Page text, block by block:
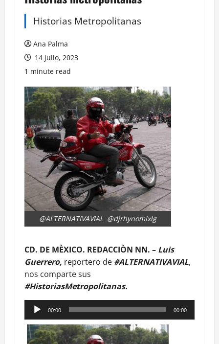
Historias Metropolitanas
Ana Palma
14 julio, 2023
1 minute read
@ALTERNATIVAVIAL @djrhynomixlg
CD. DE MÈXICO. REDACCIÒN NN. – Luis
Guerrero, reportero de #ALTERNATIVAVIAL,
nos comparte sus
#HistoriasMetropolitanas.
Reproductor
de
audio
00:00 00:00